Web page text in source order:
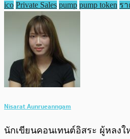
ico Private Sales pump pump token ร
Nisarat Aunrueanngam
นักเขียนคอนเทนต์อิสระ ผู้หลง